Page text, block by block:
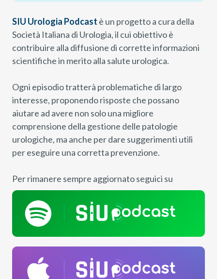
SIU Urologia Podcast è un progetto a cura della
Società Italiana di Urologia, il cui obiettivo è
contribuire alla diffusione di corrette informazioni
scientifiche in merito alla salute urologica.
Ogni episodio tratterà problematiche di largo
interesse, proponendo risposte che possano
aiutare ad avere non solo una migliore
comprensione della gestione delle patologie
urologiche, ma anche per dare suggerimenti utili
per eseguire una corretta prevenzione.
Per rimanere sempre aggiornato seguici su